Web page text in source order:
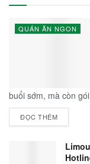
QUÁN ĂN NGON
buổi sớm, mà còn
ĐỌC THÊM